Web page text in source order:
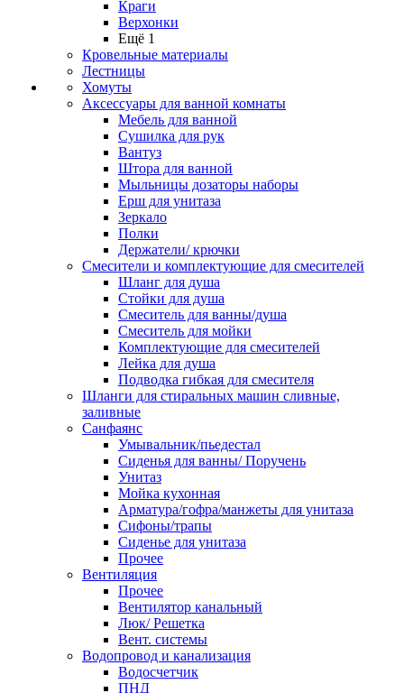
Краги
Верхонки
Ещё 1
Кровельные материалы
Лестницы
Хомуты
Аксессуары для ванной комнаты
Мебель для ванной
Сушилка для рук
Вантуз
Штора для ванной
Мыльницы дозаторы наборы
Ерш для унитаза
Зеркало
Полки
Держатели/ крючки
Смесители и комплектующие для смесителей
Шланг для душа
Стойки для душа
Смеситель для ванны/душа
Смеситель для мойки
Комплектующие для смесителей
Лейка для душа
Подводка гибкая для смесителя
Шланги для стиральных машин сливные,
заливные
Санфаянс
Умывальник/пьедестал
Сиденья для ванны/ Поручень
Унитаз
Мойка кухонная
Арматура/гофра/манжеты для унитаза
Сифоны/трапы
Сиденье для унитаза
Прочее
Вентиляция
Прочее
Вентилятор канальный
Люк/ Решетка
Вент. системы
Водопровод и канализация
Водосчетчик
ПНД